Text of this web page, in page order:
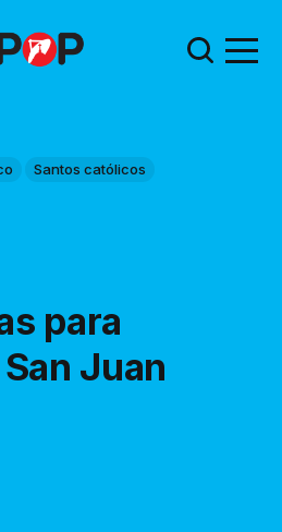
Santos católicos
para
Juan